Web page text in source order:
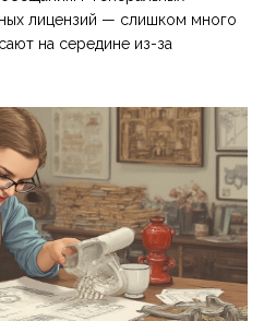
лицензий — слишком много
на середине из-за